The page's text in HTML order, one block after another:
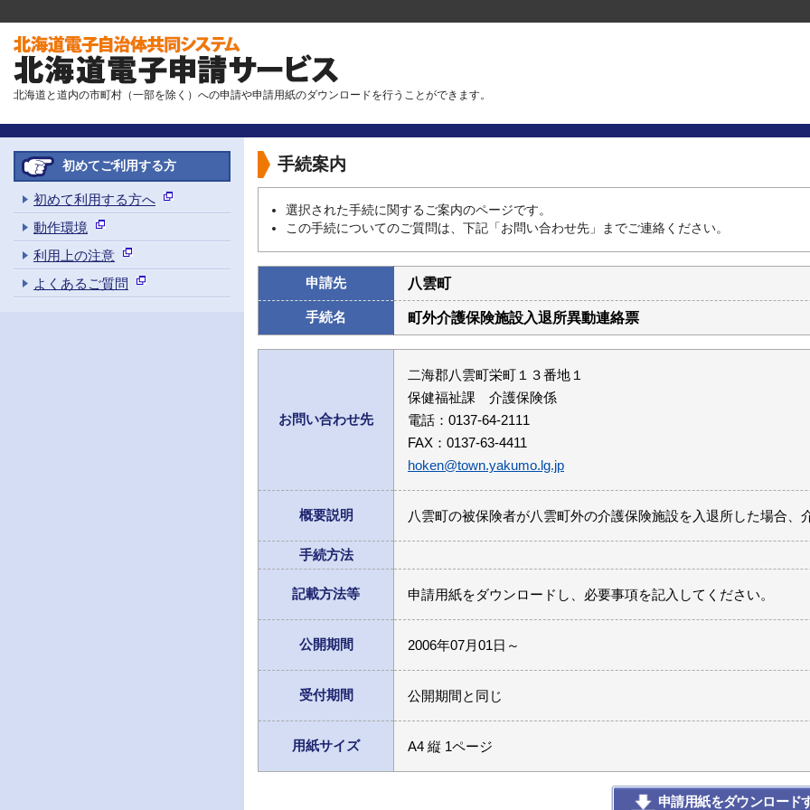
北海道と道内の市町村（一部を除く）への申請や申請用紙のダウンロードを行うことができます。
初めてご利用する方
初めて利用する方へ
動作環境
利用上の注意
よくあるご質問
手続案内
選択された手続に関するご案内のページです。
この手続についてのご質問は、下記「お問い合わせ先」までご連絡ください。
申請先 八雲町
手続名 町外介護保険施設入退所異動連絡票
お問い合わせ先
二海郡八雲町栄町１３番地１
保健福祉課 介護保険係
電話：0137-64-2111
FAX：0137-63-4411
hoken@town.yakumo.lg.jp
概要説明 八雲町の被保険者が八雲町外の介護保険施設を入退所した場合
手続方法
記載方法等 申請用紙をダウンロードし、必要事項を記入してください。
公開期間 2006年07月01日～
受付期間 公開期間と同じ
用紙サイズ A4 縦 1ページ
申請用紙をダウンロード